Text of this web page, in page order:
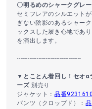
〇明るめのシャークグレ
セミフレアのシルエット
ぎない陰影のあるシャー
ックスした履き心地であ
を演出します。
------------------------------------
▼とことん着回し！セオα
ーズ別売り
ジャケット：品番9231610
パンツ（クロップド）：